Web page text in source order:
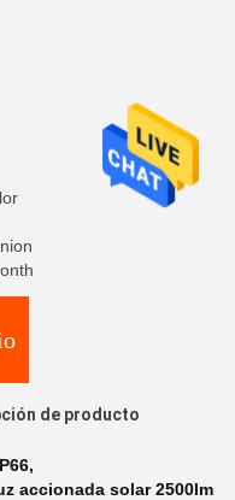
de producto
,
accionada solar 2500lm